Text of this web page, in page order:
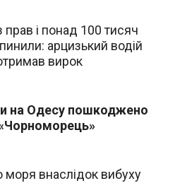
арцизький водій
вирок
на Одесу пошкоджено
внаслідок вибуху